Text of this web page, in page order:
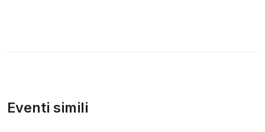
Eventi simili